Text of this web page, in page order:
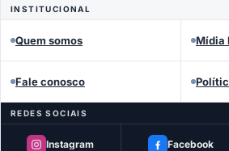
INSTITUCIONAL
Quem somos Mídia
Fale conosco
REDES SOCIAIS
Instagram Facebook
MEMES DO VOVÔ
Fofoqueiro desde criança